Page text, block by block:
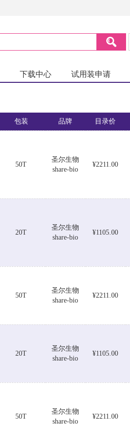
下载中心 试用装申请
包装 品牌 目录价
50T
圣尔生物
share-bio
¥2211.00
20T
圣尔生物
share-bio
¥1105.00
50T
圣尔生物
share-bio
¥2211.00
20T
圣尔生物
share-bio
¥1105.00
50T
圣尔生物
share-bio
¥2211.00